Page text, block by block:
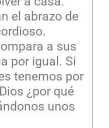
el abrazo de
a sus
por igual. Si
tenemos por
¿por qué
unos